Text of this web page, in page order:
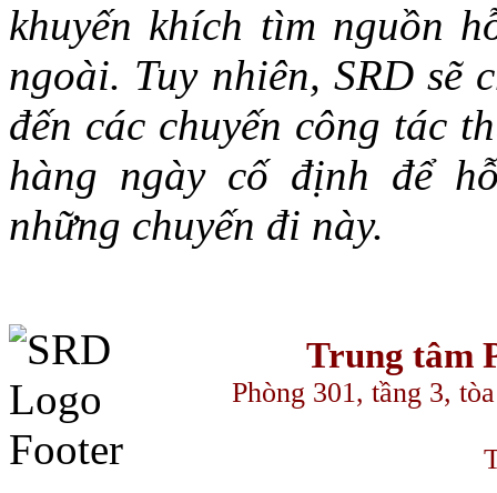
khuyến khích tìm nguồn
ngoài. Tuy nhiên, SRD
đến các chuyến công tác
hàng ngày cố định để
những chuyến đi này.
Trung tâm
Phòng 301, tầng 3,